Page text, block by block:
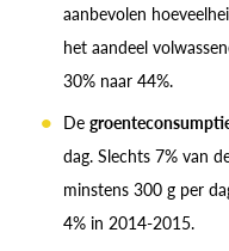
aanbevolen
het aandeel
30% naar 44%.
De
dag. Slechts 7% van
minstens 300 g per
4% in 2014-2015.